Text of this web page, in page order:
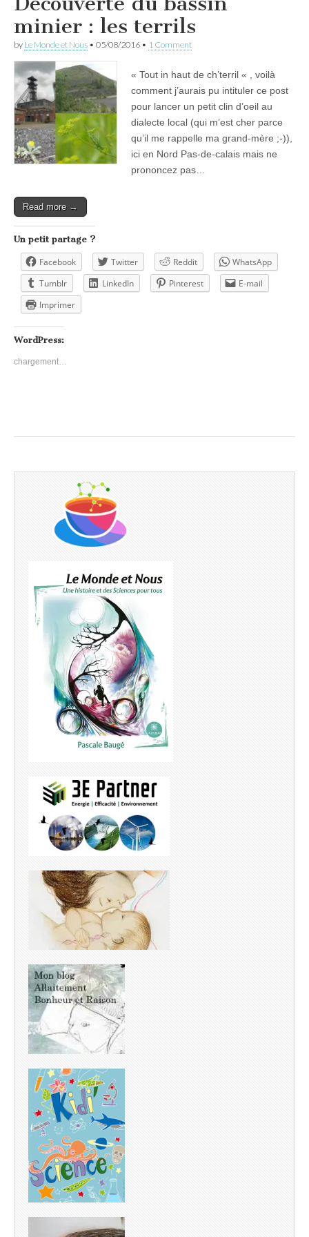
minier : les terrils
by Le Monde et Nous • 05/08/2016 • 1 Comment
« Tout in haut de ch’terril « , voilà
comment j’aurais pu intituler ce post
pour lancer un petit clin d’oeil au
dialecte local (qui m’est cher parce
qu’il me rappelle ma grand-mère ;-)),
ici en Nord Pas-de-calais mais ne
prononcez pas…
Read more →
Un petit partage ?
Facebook Twitter Reddit
WhatsApp
Tumblr
LinkedIn Pinterest
E-mail
Imprimer
WordPress:
chargement…